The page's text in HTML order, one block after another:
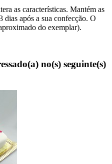
as características. Mantém as
dias após a sua confecção. O
do exemplar).
no(s) seguinte(s)